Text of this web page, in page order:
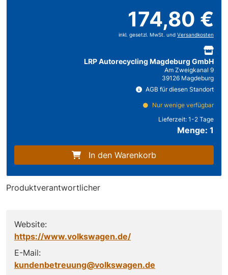
174,80 €
inkl. gesetzl. MwSt. und Versandkosten
LRP Autorecycling Magdeburg GmbH
Am Zweigkanal 9
39126 Magdeburg
AGB für diesen Standort
Nur wenige verfügbar
Lieferzeit: 1-2 Tage
Menge: 1
In den Warenkorb
Produktverantwortlicher
Website:
https://www.volkswagen.de/
E-Mail:
kundenbetreuung@volkswagen.de